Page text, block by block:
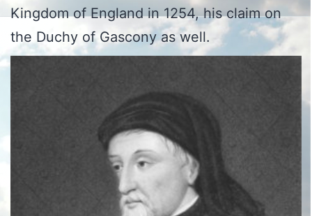
Kingdom of England in 1254, his claim on
the Duchy of Gascony as well.